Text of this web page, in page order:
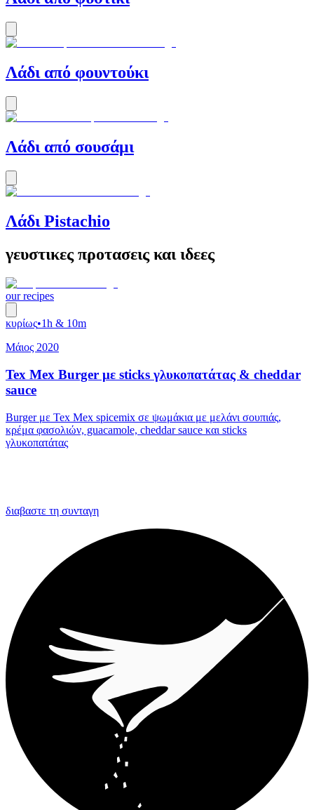
Λάδι από φουντούκι
Λάδι από σουσάμι
Λάδι Pistachio
γευστικες προτασεις και ιδεες
our recipes
κυρίως•1h & 10m
Μάιος 2020
Tex Mex Burger με sticks γλυκοπατάτας & cheddar
sauce
Burger με Tex Mex spicemix σε ψωμάκια με μελάνι σουπιάς,
κρέμα φασολιών, guacamole, cheddar sauce και sticks
γλυκοπατάτας
διαβαστε τη συνταγη